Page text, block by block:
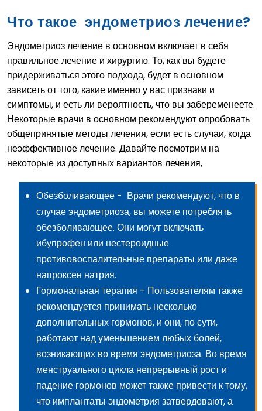
Что такое эндометриоз лечение?
Эндометриоз лечение в основном включает в себя
правильное лечение и хирургию. То, как вы будете
придерживаться этого подхода, будет в основном
зависеть от того, какие именно у вас признаки и
симптомы, и есть ли вероятность, что вы забеременеете.
Некоторые врачи в основном рекомендуют опробовать
общепринятые методы лечения, если есть случаи, когда
неэффективное лечение. Давайте посмотрим на
некоторые из доступных вариантов лечения,
Обезболивающее - Врачи рекомендуют, что в
случае эндометриоза, вы можете потреблять
обезболивающее. Они могут включать
ибупрофен или нестероидные
противовоспалительные препараты или даже
напроксен натрия.
Гормональная терапия - Пользователям также
рекомендуется принимать несколько
дополнительных гормонов, и они, по сути,
работают над уменьшением любых болей,
возникающих во время эндометриоза. Во время
менструального цикла непрерывный рост и
падение гормонов может также привести к тому,
что имплантаты эндометрия затвердевают, а